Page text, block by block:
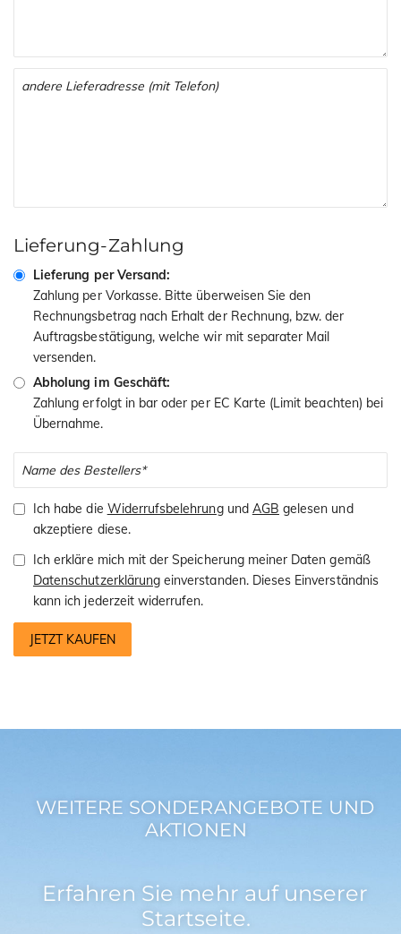
Lieferung-Zahlung
Lieferung per Versand:
Zahlung per Vorkasse. Bitte überweisen Sie den
Rechnungsbetrag nach Erhalt der Rechnung, bzw. der
Auftragsbestätigung, welche wir mit separater Mail
versenden.
Abholung im Geschäft:
Zahlung erfolgt in bar oder per EC Karte (Limit beachten) bei
Übernahme.
Ich habe die Widerrufsbelehrungund AGB gelesen und
akzeptiere diese.
Ich erkläre mich mit der Speicherung meiner Daten gemäß
Datenschutzerklärung einverstanden. Dieses Einverständnis
kann ich jederzeit widerrufen.
JETZT KAUFEN
WEITERE SONDERANGEBOTE UND
AKTIONEN
Erfahren Sie mehr auf unserer
Startseite.